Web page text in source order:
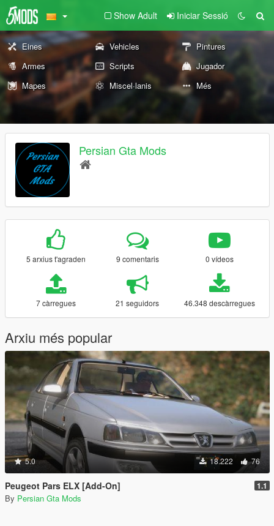
Show Adult Iniciar Sessió
Eines Vehicles
Pintures
Armes
Scripts
Jugador
Mapes
Miscel·lanis Més
Persian Gta Mods
5 arxius t'agraden 9 comentaris 0 vídeos
7 càrregues 21 seguidors 46.348 descàrregues
Arxiu més popular
5.0 18.222 76
Peugeot Pars ELX [Add-On] 1.1
By Persian Gta Mods